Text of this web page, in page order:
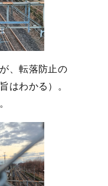
、転落防止の
はわかる）。